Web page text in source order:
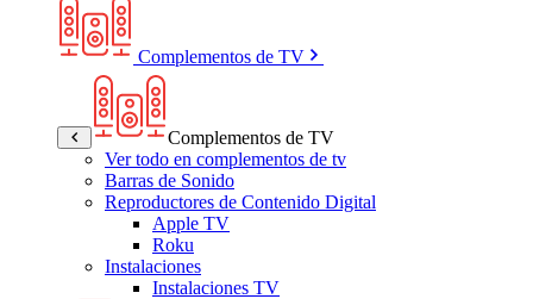
Complementos de TV
Complementos de TV
Ver todo en complementos de tv
Barras de Sonido
Reproductores de Contenido Digital
Apple TV
Roku
Instalaciones
Instalaciones TV